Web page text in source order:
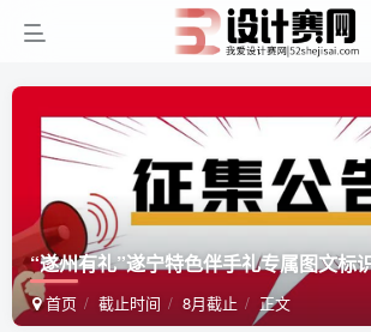
“遂州有礼”遂宁特色伴手礼专属图文标
首页 截止时间 8月截止 正文